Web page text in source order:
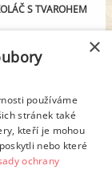
S TVAROHEM
×
používáme
stránek také
kteří je mohou
nebo které
ochrany